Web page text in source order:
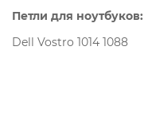
Петли для ноутбуков:
Dell Vostro 1014 1088